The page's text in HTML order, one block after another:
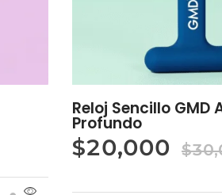
Reloj Sencillo GMD
Profundo
$20,000 $